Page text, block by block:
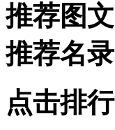
推荐图文
推荐名录
点击排行